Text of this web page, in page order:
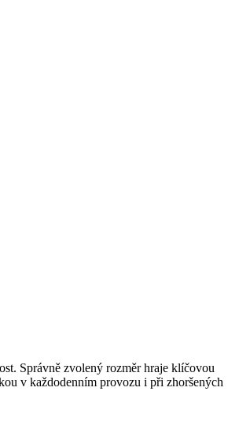
Správně zvolený rozměr hraje klíčovou
v každodenním provozu i při zhoršených